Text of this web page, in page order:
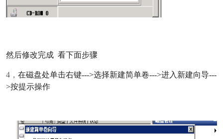
然后修改完成 看下面步骤
4， 在磁盘处单击右键--->选择新建简单卷--->进入新建向导---
>按提示操作